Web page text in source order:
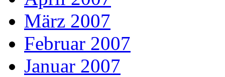
März 2007
Februar 2007
Januar 2007